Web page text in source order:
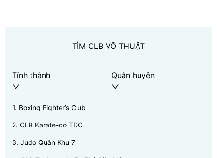
TÌM CLB VÕ THUẬT
Tỉnh thành Quận huyện
1. Boxing Fighter’s Club
2. CLB Karate-do TDC
3. Judo Quân Khu 7